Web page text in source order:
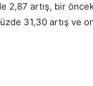
2,87 artış, bir
31,30 artış ve